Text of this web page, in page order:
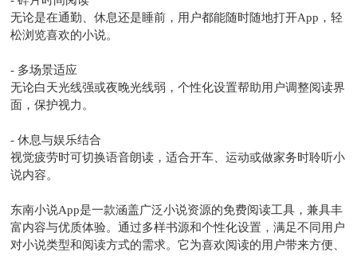
无论是在通勤、休息还是睡前，用户都能随时随地打开App，轻
松浏览喜欢的小说。
- 多场景适应
无论白天光线强或夜晚光线弱，个性化设置帮助用户调整阅读界
面，保护视力。
- 休息与娱乐结合
视觉疲劳时可切换语音朗读，适合开车、运动或做家务时聆听小
说内容。
东南小说App是一款涵盖广泛小说资源的免费阅读工具，兼具丰
富内容与优质体验。通过多样书源和个性化设置，满足不同用户
对小说类型和阅读方式的需求。它为喜欢阅读的用户带来方便、